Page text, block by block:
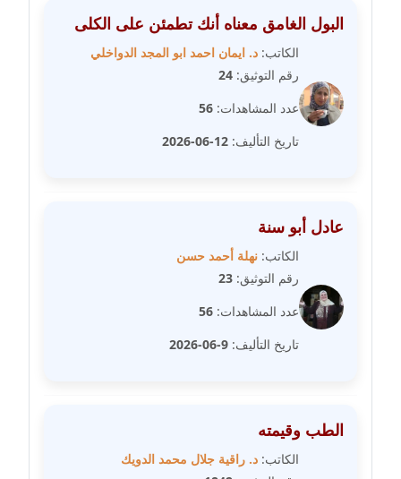
عاملة
مدونة غازي جابر
عاملة
عاملة
مدونة فاطمة حجازي
عاملة
عاملة
مدونة كريمان سالم
البول الغامق معناه أنك تطمئن على الكلى
الكاتب: د. ايمان احمد ابو المجد الدواخلي
رقم التوثيق: 24
عدد المشاهدات: 56
تاريخ التأليف: 12-06-2026
عادل أبو سنة
الكاتب: نهلة أحمد حسن
رقم التوثيق: 23
عدد المشاهدات: 56
تاريخ التأليف: 9-06-2026
الطب وقيمته
الكاتب: د. راقية جلال محمد الدويك